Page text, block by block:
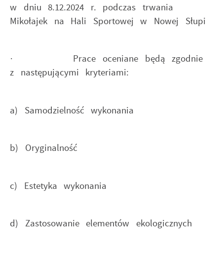
w dniu 8.12.2024 r. podczas trwania
Mikołajek na Hali Sportowej w Nowej Słupi
· Prace oceniane będą zgodnie
z następującymi kryteriami:
a) Samodzielność wykonania
b) Oryginalność
c) Estetyka wykonania
d) Zastosowanie elementów ekologicznych